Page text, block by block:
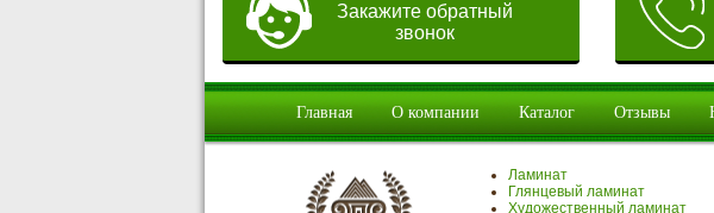
Закажите обратный
звонок
Главная О компании Каталог Отзывы
Ламинат
Глянцевый ламинат
Художественный ламинат